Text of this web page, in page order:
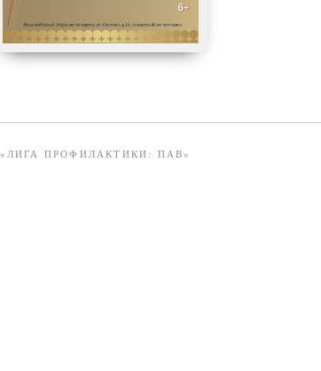
«ЛИГА ПРОФИЛАКТИКИ: ПАВ»